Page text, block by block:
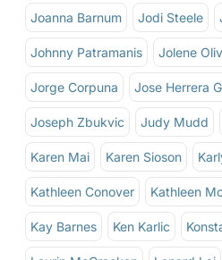
Joanna Barnum Jodi Steele
Johnny Patramanis Jolene
Jorge Corpuna Jose Herrera
Joseph Zbukvic Judy Mudd
Karen Mai Karen Sioson
Kathleen Conover Kathleen
Kay Barnes Ken Karlic